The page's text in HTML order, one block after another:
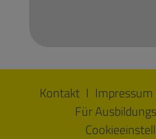
Kontakt Impressum
Für